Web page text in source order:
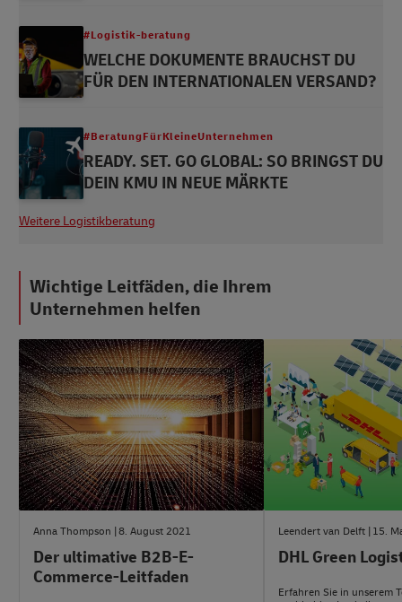
#Logistik-beratung
WELCHE DOKUMENTE BRAUCHST DU
FÜR DEN INTERNATIONALEN VERSAND?
#BeratungFürKleineUnternehmen
READY. SET. GO GLOBAL: SO BRINGST DU
DEIN KMU IN NEUE MÄRKTE
Weitere Logistikberatung
Wichtige Leitfäden, die Ihrem
Unternehmen helfen
#B2b-
Anna Thompson 8. August 2021
Der ultimative B2B-E-
Commerce-Leitfaden
Leendert van Delft 15.
DHL Green
Erfahren Sie in unserem